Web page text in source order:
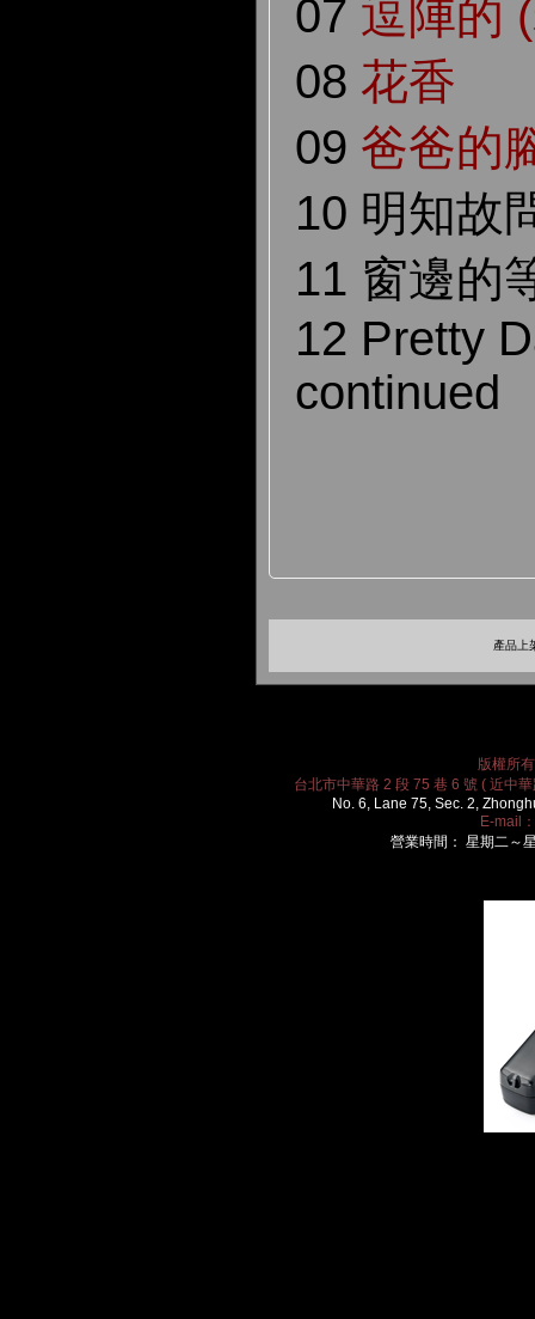
07 逗陣的
08 花香
09 爸爸的
10 明知故
11 窗邊的
12 Pretty
continued
產品上
版權所
台北市中華路 2 段 75 巷 6 號 ( 近中
No. 6, Lane 75, Sec. 2,
E-mail：
營業時間： 星期二～